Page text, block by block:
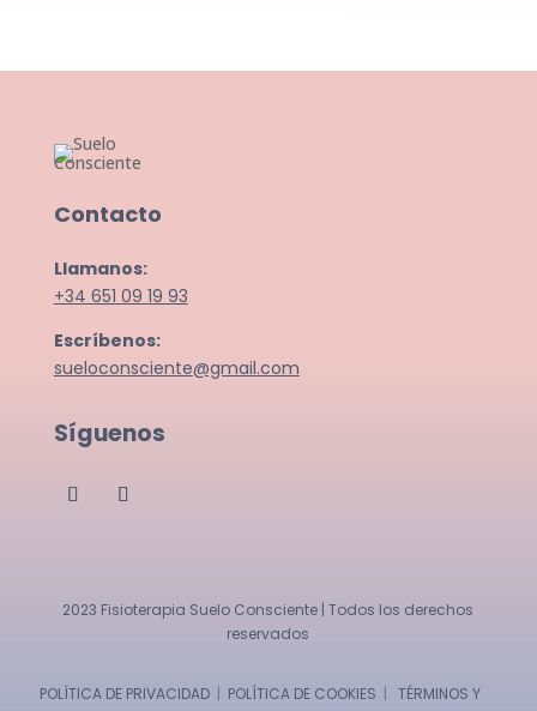
Contacto
Llamanos:
+34 651 09 19 93
Escríbenos:
sueloconsciente@gmail.com
Síguenos
2023 Fisioterapia Suelo Consciente | Todos los derechos
reservados
POLÍTICA DE PRIVACIDAD | POLÍTICA DE COOKIES |TÉRMINOS Y